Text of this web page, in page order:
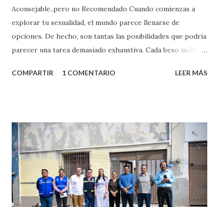
Aconsejable..pero no Recomendado Cuando comienzas a
explorar tu sexualidad, el mundo parece llenarse de
opciones. De hecho, son tantas las posibilidades que podría
parecer una tarea demasiado exhaustiva. Cada beso incita
partes de ti que jamás hubieras imaginado. El problema es
conoces ni la mitad de lo que deberías saber. Pero incluso
quienes ya han tenido relaciones sexuales no son expertos
o expertas en el tema. Siempre hay algo nuevo que
aprender y nuevas experiencias que conocer. Si eres una
chica y aún no has tenido relaciones sexuales, tal vez
pienses que el sexo será increíble y no puedas esperar para
COMPARTIR 1 COMENTARIO LEER MÁS